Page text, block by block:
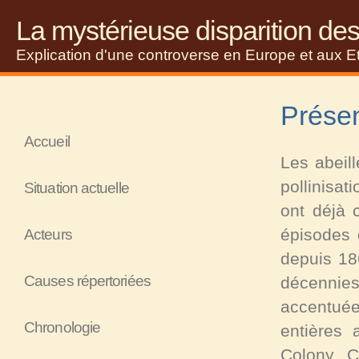
La mystérieuse disparition
Explication d'une controverse en Europe et aux
Les
ont déjà
épisodes
depuis
entières
Colony
Accueil
Situation actuelle
Acteurs
Causes répertoriées
Chronologie